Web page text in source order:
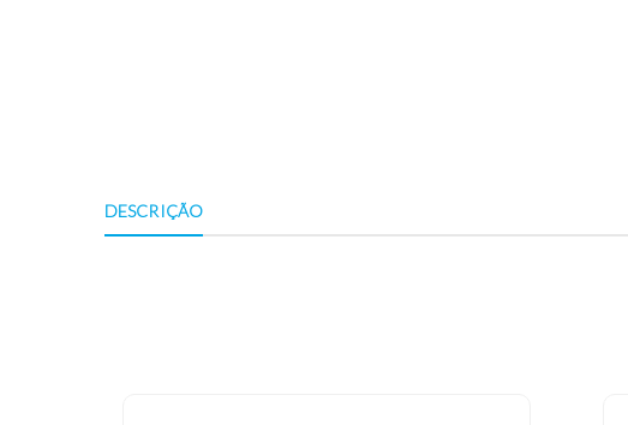
DESCRIÇÃO